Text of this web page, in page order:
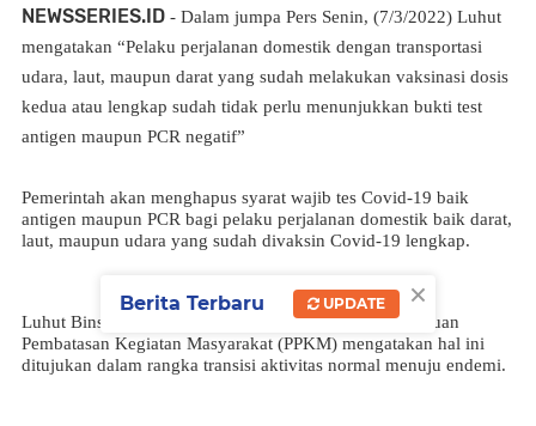
NEWSSERIES.ID - Dalam jumpa Pers Senin, (7/3/2022) Luhut
mengatakan “Pelaku perjalanan domestik dengan transportasi
udara, laut, maupun darat yang sudah melakukan vaksinasi dosis
kedua atau lengkap sudah tidak perlu menunjukkan bukti test
antigen maupun PCR negatif”
Pemerintah akan menghapus syarat wajib tes Covid-19 baik
antigen maupun PCR bagi pelaku perjalanan domestik baik darat,
laut, maupun udara yang sudah divaksin Covid-19 lengkap.
Luhut Binsar Panjaitan sebagai Koordinator Pemberlakuan
Pembatasan Kegiatan Masyarakat (PPKM) mengatakan hal ini
ditujukan dalam rangka transisi aktivitas normal menuju endemi.
×
Berita Terbaru UPDATE